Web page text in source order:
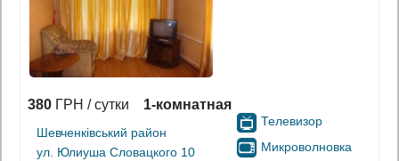
380 ГРН / сутки 1-комнатная
Шевченківський район
ул. Юлиуша Словацкого 10
Телевизор
Микроволновка